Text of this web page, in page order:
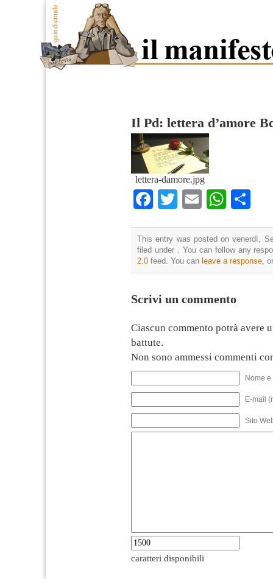
Il Pd: lettera d’amore
lettera-damore.jpg
Facebook
TwitterEmail
This entry was posted on venerdì,
filed under . You can follow any
2.0 feed. You can leave a response,
Scrivi un commento
Ciascun commento potrà avere
battute.
Non sono ammessi commenti
Nome
E-mail
Sito
caratteri disponibili